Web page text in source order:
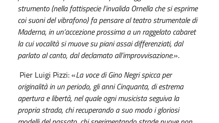
strumento (nella fattispecie l’invalida Ornella che si esprime
coi suoni del vibrafono) fa pensare al teatro strumentale di
Maderna, in un’accezione prossima a un raggelato cabaret
la cui vocalità si muove su piani assai differenziati, dal
parlato al canto, dal declamato all’improvvisazione.».
Pier Luigi Pizzi: «La voce di Gino Negri spicca per
originalità in un periodo, gli anni Cinquanta, di estrema
apertura e libertà, nel quale ogni musicista seguiva la
propria strada, chi recuperando a suo modo i gloriosi